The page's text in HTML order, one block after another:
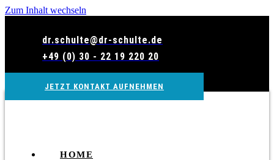
Zum Inhalt wechseln
dr.schulte@dr-schulte.de
+49 (0) 30 - 22 19 220 20
JETZT KONTAKT AUFNEHMEN
HOME